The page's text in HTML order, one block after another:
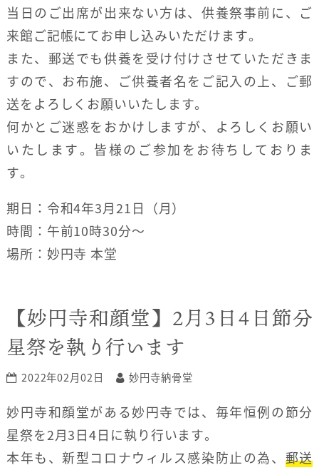
当日のご出席が出来ない方は、供養祭事前に、ご
来館ご記帳にてお申し込みいただけます。
また、郵送でも供養を受け付けさせていただきま
すので、お布施、ご供養者名をご記入の上、ご郵
送をよろしくお願いいたします。
何かとご迷惑をおかけしますが、よろしくお願い
いたします。皆様のご参加をお待ちしておりま
す。
期日：令和4年3月21日（月）
時間：午前10時30分〜
場所：妙円寺 本堂
【妙円寺和顔堂】2月3日4日節分
星祭を執り行います
2022年02月02日 妙円寺納骨堂
妙円寺和顔堂がある妙円寺では、毎年恒例の節分
星祭を2月3日4日に執り行います。
本年も、新型コロナウィルス感染防止の為、 郵送